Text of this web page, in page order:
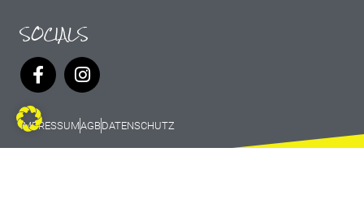
SOCIALS
IMPRESSUMAGBDATENSCHUTZ